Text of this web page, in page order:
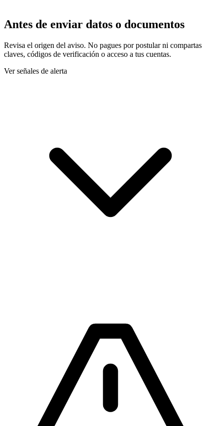
Antes de enviar datos o documentos
Revisa el origen del aviso. No pagues por postular ni compartas
claves, códigos de verificación o acceso a tus cuentas.
Ver señales de alerta